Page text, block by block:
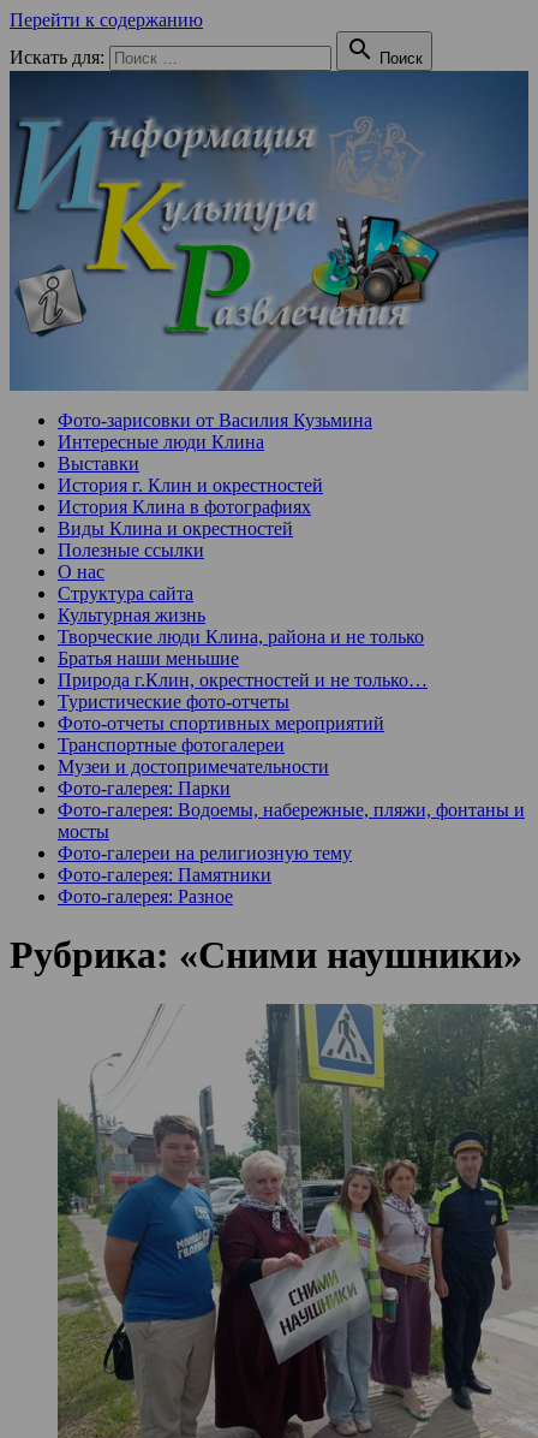
Перейти к содержанию
Искать для:
 Поиск
Фото-зарисовки от Василия Кузьмина
Интересные люди Клина
Выставки
История г. Клин и окрестностей
История Клина в фотографиях
Виды Клина и окрестностей
Полезные ссылки
О нас
Структура сайта
Культурная жизнь
Творческие люди Клина, района и не только
Братья наши меньшие
Природа г.Клин, окрестностей и не только…
Туристические фото-отчеты
Фото-отчеты спортивных мероприятий
Транспортные фотогалереи
Музеи и достопримечательности
Фото-галерея: Парки
Фото-галерея: Водоемы, набережные, пляжи, фонтаны и
мосты
Фото-галереи на религиозную тему
Фото-галерея: Памятники
Фото-галерея: Разное
Рубрика: «Сними наушники»